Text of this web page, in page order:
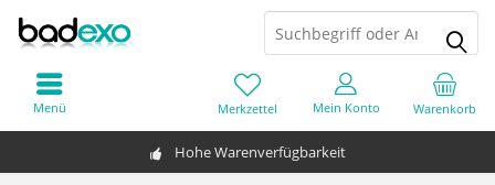
Hohe Warenverfügbarkeit
Warenkorb
Merkzettel Mein Konto
Menü